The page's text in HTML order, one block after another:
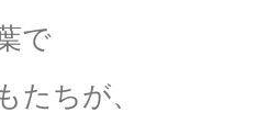
で
たちが、